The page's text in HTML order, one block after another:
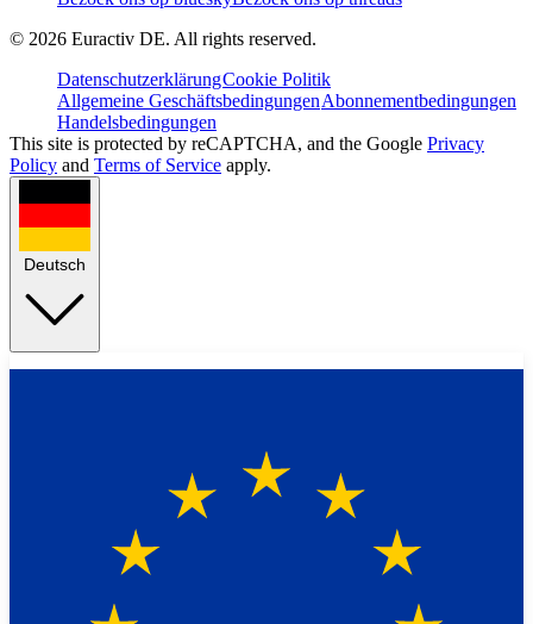
© 2026 Euractiv DE. All rights reserved.
DatenschutzerklärungCookie Politik
Allgemeine GeschäftsbedingungenAbonnementbedingungen
Handelsbedingungen
This site is protected by reCAPTCHA, and the Google Privacy
Policy and Terms of Service apply.
Deutsch